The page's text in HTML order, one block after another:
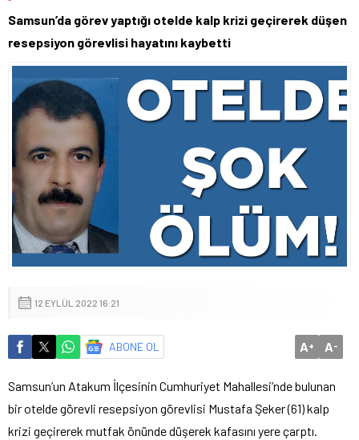
Samsun’da görev yaptığı otelde kalp krizi geçirerek düşen
resepsiyon görevlisi hayatını kaybetti
12 EYLÜL 2022 16:21
ABONE OL A+ A-
Samsun’un Atakum İlçesinin Cumhuriyet Mahallesi’nde bulunan
bir otelde görevli resepsiyon görevlisi Mustafa Şeker (61) kalp
krizi geçirerek mutfak önünde düşerek kafasını yere çarptı.